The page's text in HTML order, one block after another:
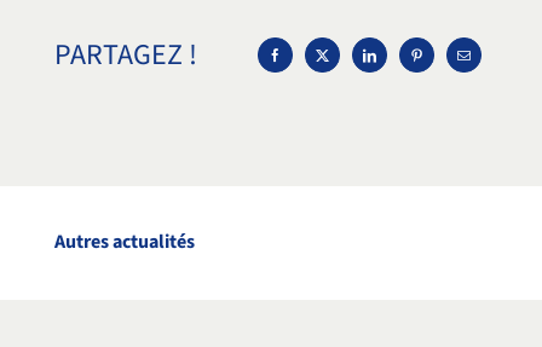
PARTAGEZ !
Autres actualités